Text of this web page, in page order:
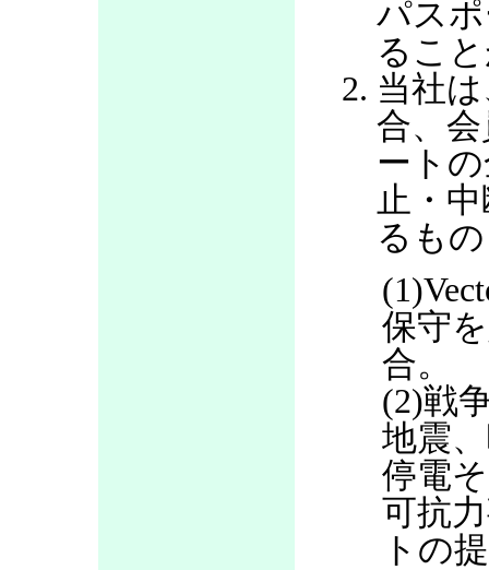
パス
るこ
当社
合、
ート
止・
るも
保守
合。
(2)戦
地震
停電
可抗
トの